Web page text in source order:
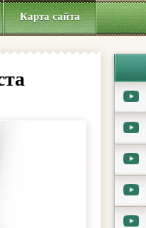
Карта сайта